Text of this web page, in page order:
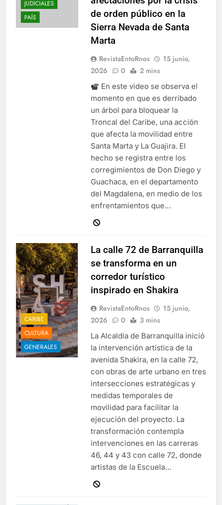
JUDICIALES
PAÍS
de orden público en la
Sierra Nevada de Santa
Marta
RevistaEntoRnos
15 junio,
2026
0 2 mins
En este video se observa el
momento en que es derribado
un árbol para bloquear la
Troncal del Caribe, una acción
que afecta la movilidad entre
Santa Marta y La Guajira. El
hecho se registra entre los
corregimientos de Don Diego y
Guachaca, en el departamento
del Magdalena, en medio de los
enfrentamientos que…
CARIBE
CULTURA
GENERALES
La calle 72 de Barranquilla
se transforma en un
corredor turístico
inspirado en Shakira
RevistaEntoRnos
15 junio,
2026
0 3 mins
La Alcaldía de Barranquilla inició
la intervención artística de la
avenida Shakira, en la calle 72,
con obras de arte urbano en tres
intersecciones estratégicas y
medidas temporales de
movilidad para facilitar la
ejecución del proyecto. La
transformación contempla
intervenciones en las carreras
46, 44 y 43 con calle 72, donde
artistas de la Escuela…